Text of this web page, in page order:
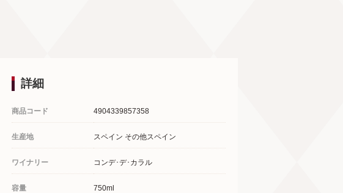
詳細
商品コード 4904339857358
生産地 スペイン その他スペイン
ワイナリー コンデ･デ･カラル
容量 750ml